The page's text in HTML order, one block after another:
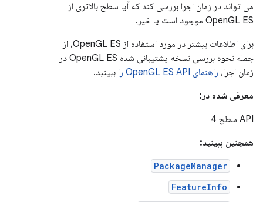
می تواند در زمان اجرا بررسی کند که آیا سطح بالاتری از
OpenGL ES موجود است یا خیر.
برای اطلاعات بیشتر در مورد استفاده از OpenGL ES، از
جمله نحوه بررسی نسخه پشتیبانی شده OpenGL ES در
زمان اجرا، راهنمای OpenGL ES API را
ببینید.
معرفی شده در:
API سطح 4
همچنین ببینید:
PackageManager
FeatureInfo